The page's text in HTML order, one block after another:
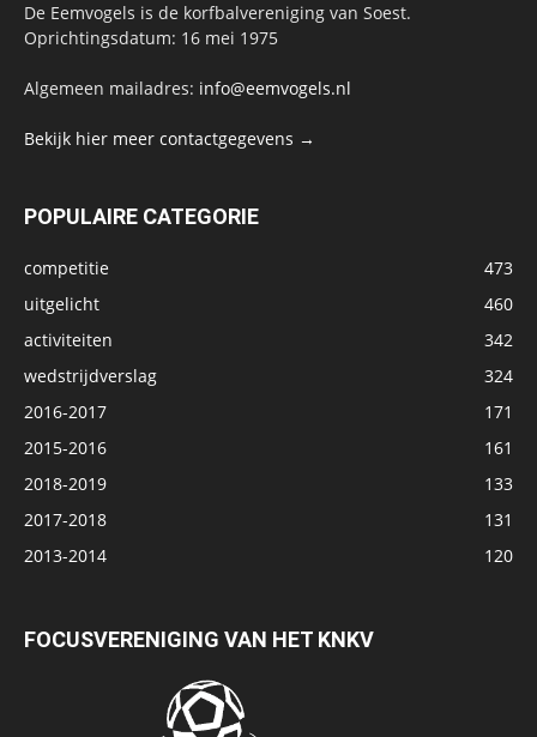
De Eemvogels is de korfbalvereniging van Soest.
Oprichtingsdatum: 16 mei 1975
Algemeen mailadres: info@eemvogels.nl
Bekijk hier meer contactgegevens →
POPULAIRE CATEGORIE
competitie
473
uitgelicht
460
activiteiten
342
wedstrijdverslag
324
2016-2017
171
2015-2016
161
2018-2019
133
2017-2018
131
2013-2014
120
FOCUSVERENIGING VAN HET KNKV